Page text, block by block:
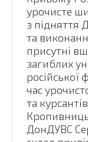
урочисте
з підняття
та
присутні
загиблих
російської
час
та
ДонДУВС